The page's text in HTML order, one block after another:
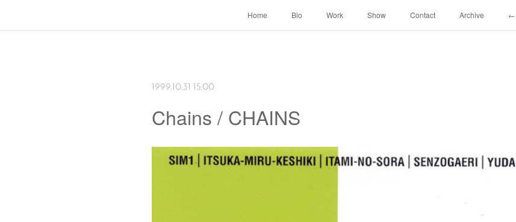
Home Bio Work Show Contact Archive ←
1999.10.31 15:00
Chains / CHAINS